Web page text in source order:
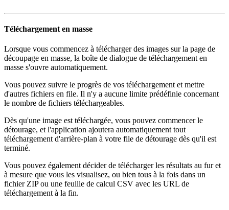
Téléchargement en masse
Lorsque vous commencez à télécharger des images sur la page de
découpage en masse, la boîte de dialogue de téléchargement en
masse s'ouvre automatiquement.
Vous pouvez suivre le progrès de vos téléchargement et mettre
d'autres fichiers en file. Il n'y a aucune limite prédéfinie concernant
le nombre de fichiers téléchargeables.
Dès qu'une image est téléchargée, vous pouvez commencer le
détourage, et l'application ajoutera automatiquement tout
téléchargement d'arrière-plan à votre file de détourage dès qu'il est
terminé.
Vous pouvez également décider de télécharger les résultats au fur et
à mesure que vous les visualisez, ou bien tous à la fois dans un
fichier ZIP ou une feuille de calcul CSV avec les URL de
téléchargement à la fin.